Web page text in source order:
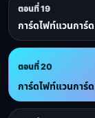
ตอนที่ 19
การ์ดไฟท์แวนการ์
ตอนที่ 20
การ์ดไฟท์แวนการ์